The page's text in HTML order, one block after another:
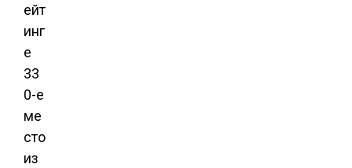
ейт
инг
е
33
0-е
ме
сто
из